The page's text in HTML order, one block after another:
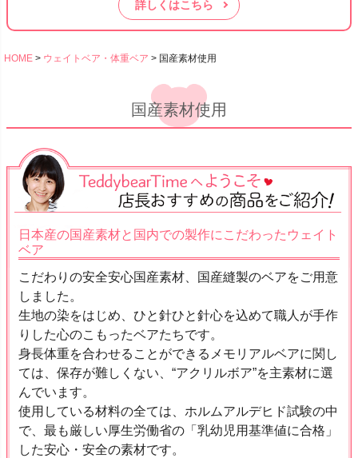
詳しくはこちら
HOME ウェイトベア・体重ベア 国産素材使用
国産素材使用
日本産の国産素材と国内での製作にこだわったウェイト
ベア
こだわりの安全安心国産素材、国産縫製のベアをご用意
しました。
生地の染をはじめ、ひと針ひと針心を込めて職人が手作
りした心のこもったベアたちです。
身長体重を合わせることができるメモリアルベアに関し
ては、保存が難しくない、“アクリルボア”を主素材に選
んでいます。
使用している材料の全ては、ホルムアルデヒド試験の中
で、最も厳しい厚生労働省の「乳幼児用基準値に合格」
した安心・安全の素材です。